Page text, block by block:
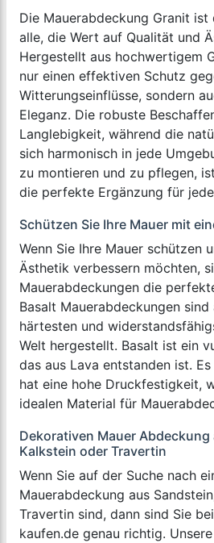
Die Mauerabdeckung Granit ist
alle, die Wert auf Qualität und
Hergestellt aus hochwertigem
nur einen effektiven Schutz
Witterungseinflüsse, sondern
Eleganz. Die robuste
Langlebigkeit, während die
sich harmonisch in jede
zu montieren und zu pflegen,
die perfekte Ergänzung für
Schützen Sie Ihre Mauer mit
Wenn Sie Ihre Mauer schützen
Ästhetik verbessern möchten,
Mauerabdeckungen die
Basalt Mauerabdeckungen sind
härtesten und
Welt hergestellt. Basalt ist ein
das aus Lava entstanden ist.
hat eine hohe Druckfestigkeit,
idealen Material für
Dekorativen Mauer Abdeckung
Kalkstein oder Travertin
Wenn Sie auf der Suche nach
Mauerabdeckung aus
Travertin sind, dann sind Sie
kaufen.de genau richtig.